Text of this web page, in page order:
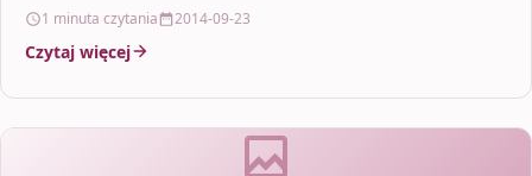
1 minuta czytania 2014-09-23
Czytaj więcej